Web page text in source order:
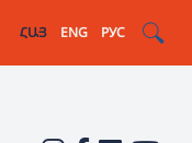
ՀԱՅ ENG РУС